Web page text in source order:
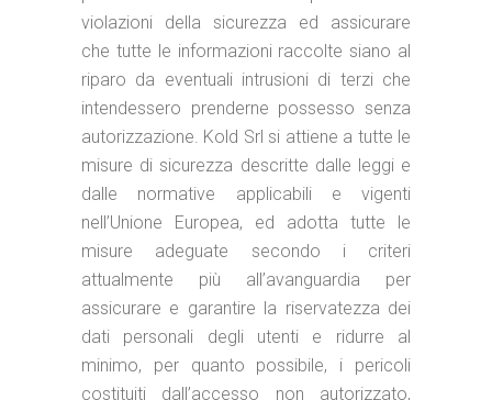
violazioni della sicurezza ed assicurare
che tutte le informazioni raccolte siano al
riparo da eventuali intrusioni di terzi che
intendessero prenderne possesso senza
autorizzazione. Kold Srl si attiene a tutte le
misure di sicurezza descritte dalle leggi e
dalle normative applicabili e vigenti
nell’Unione Europea, ed adotta tutte le
misure adeguate secondo i criteri
attualmente più all’avanguardia per
assicurare e garantire la riservatezza dei
dati personali degli utenti e ridurre al
minimo, per quanto possibile, i pericoli
costituiti dall’accesso non autorizzato,